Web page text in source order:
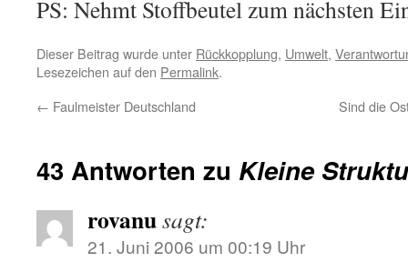
PS: Nehmt Stoffbeutel zum nächsten
Dieser Beitrag wurde unter Rückkopplung, Umwelt,
Lesezeichen auf den Permalink.
← Faulmeister Deutschland Sind die
43 Antworten zu Kleine
rovanusagt:
21. Juni 2006 um 00:19 Uhr